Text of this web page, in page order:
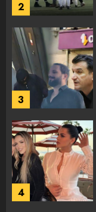
2
3
4